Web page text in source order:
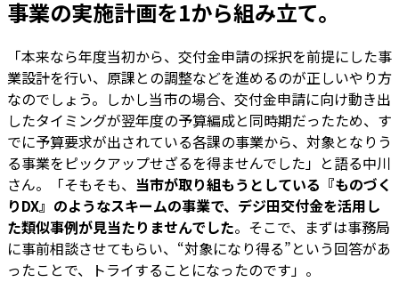
事業の実施計画を1から組み立て。
「本来なら年度当初から、交付金申請の採択を前提にした事
業設計を行い、原課との調整などを進めるのが正しいやり方
なのでしょう。しかし当市の場合、交付金申請に向け動き出
したタイミングが翌年度の予算編成と同時期だったため、す
でに予算要求が出されている各課の事業から、対象となりう
る事業をピックアップせざるを得ませんでした」と語る中川
さん。「そもそも、 当市が取り組もうとしている『ものづく
りDX』のようなスキームの事業で、デジ田交付金を活用し
た類似事例が見当たりませんでした。そこで、まずは事務局
に事前相談させてもらい、“対象になり得る”という回答があ
ったことで、トライすることになったのです」。